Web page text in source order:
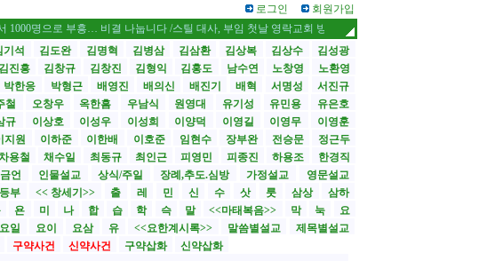
로그인 회원가입
으로 부흥… 비결 나눕니다 /스틸 대사, 부임 첫날 영락교회 방문
CBMC 한국대회 내달 12일 개
기석 김도완 김명혁 김병삼 김삼환 김상복 김상수
김성광
김진흥 김창규 김창진 김형익 김홍도 남수연 노창영
노환영
박한응 박형근 배영진 배의신 배진기 배혁 서명성
서진규
철 오창우 옥한흠 우남식 원영대 유기성 유민용
유은호
규 이상호 이성우 이성희 이양덕 이영길 이영무
이영훈
지원 이하준 이한배 이호준 임현수 장부완 전승문
정근두
차용철 채수일 최동규 최인근 피영민 피종진 하용조
한경직
언 인물설교 상식/주일 장례,추도.심방 가정설교
영문설교
부 << 창세기>> 출 레 민 신 수 삿 룻 삼상
삼하
욘 미 나 합 습 학 슥 말 <<마태복음>> 막 눅
요
요일 요이 요삼 유 <<요한계시록>> 말씀별설교
제목별설교
구약사건 신약사건 구약삽화
신약삽화